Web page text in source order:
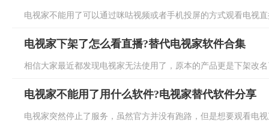
电视家不能用了可以通过咪咕视频或者手机投屏的方式观看电视
电视家下架了怎么看直播?替代电视家软件合集
相信大家最近都发现电视家无法使用了，原本的产品更是下架改
电视家不能用了用什么软件?电视家替代软件分享
电视家突然停止了服务，虽然官方并没有跑路，但是想要观看电